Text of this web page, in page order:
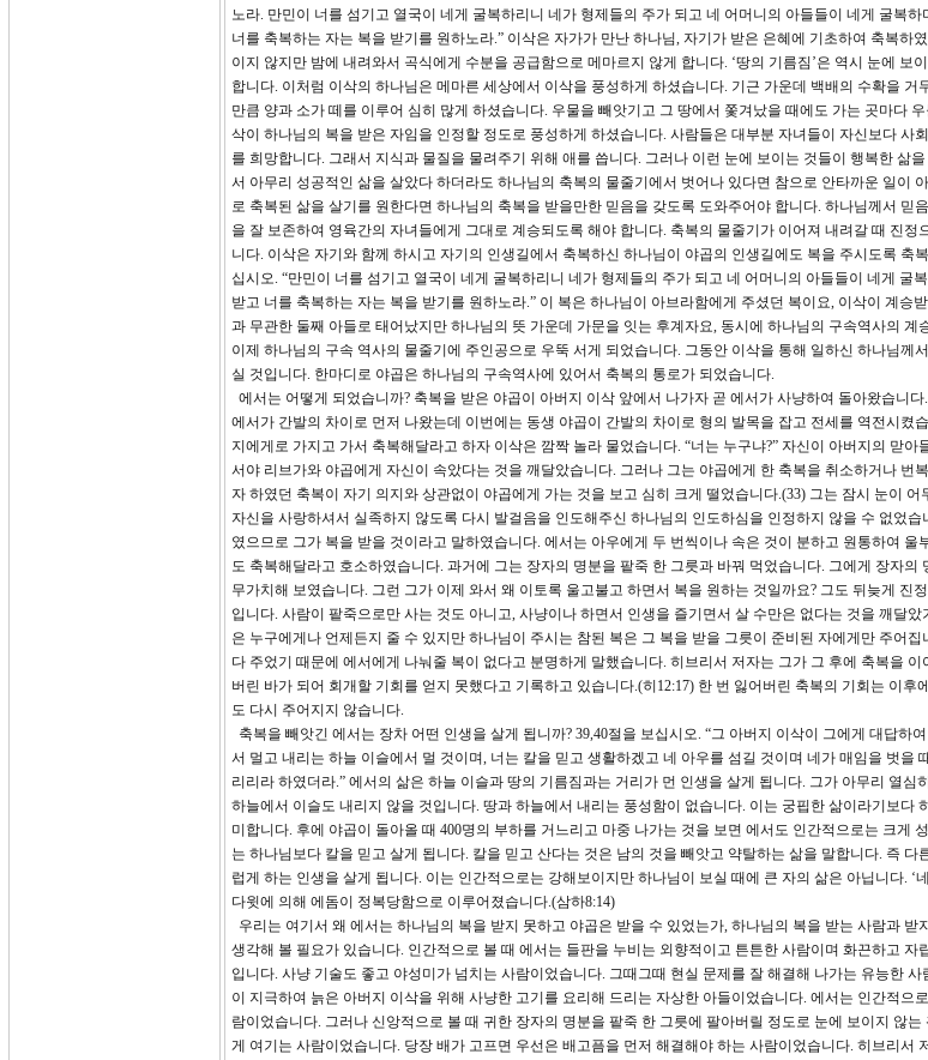
노라. 만민이 너를 섬기고 열국이 네게 굴복하리니 네가 형제들의 주가 되고 네 어머니의 아들들이 네게 굴복
너를 축복하는 자는 복을 받기를 원하노라.” 이삭은 자가가 만난 하나님, 자기가 받은 은혜에 기초하여 축복하
이지 않지만 밤에 내려와서 곡식에게 수분을 공급함으로 메마르지 않게 합니다. ‘땅의 기름짐’은 역시 눈에 보
합니다. 이처럼 이삭의 하나님은 메마른 세상에서 이삭을 풍성하게 하셨습니다. 기근 가운데 백배의 수확을 거
만큼 양과 소가 떼를 이루어 심히 많게 하셨습니다. 우물을 빼앗기고 그 땅에서 쫓겨났을 때에도 가는 곳마다
삭이 하나님의 복을 받은 자임을 인정할 정도로 풍성하게 하셨습니다. 사람들은 대부분 자녀들이 자신보다 사
를 희망합니다. 그래서 지식과 물질을 물려주기 위해 애를 씁니다. 그러나 이런 눈에 보이는 것들이 행복한 삶
서 아무리 성공적인 삶을 살았다 하더라도 하나님의 축복의 물줄기에서 벗어나 있다면 참으로 안타까운 일이
로 축복된 삶을 살기를 원한다면 하나님의 축복을 받을만한 믿음을 갖도록 도와주어야 합니다. 하나님께서 믿
을 잘 보존하여 영육간의 자녀들에게 그대로 계승되도록 해야 합니다. 축복의 물줄기가 이어져 내려갈 때 진정
니다. 이삭은 자기와 함께 하시고 자기의 인생길에서 축복하신 하나님이 야곱의 인생길에도 복을 주시도록 축
십시오. “만민이 너를 섬기고 열국이 네게 굴복하리니 네가 형제들의 주가 되고 네 어머니의 아들들이 네게 굴
받고 너를 축복하는 자는 복을 받기를 원하노라.” 이 복은 하나님이 아브라함에게 주셨던 복이요, 이삭이 계승
과 무관한 둘째 아들로 태어났지만 하나님의 뜻 가운데 가문을 잇는 후계자요, 동시에 하나님의 구속역사의 계
이제 하나님의 구속 역사의 물줄기에 주인공으로 우뚝 서게 되었습니다. 그동안 이삭을 통해 일하신 하나님께
실 것입니다. 한마디로 야곱은 하나님의 구속역사에 있어서 축복의 통로가 되었습니다.
에서는 어떻게 되었습니까? 축복을 받은 야곱이 아버지 이삭 앞에서 나가자 곧 에서가 사냥하여 돌아왔습니
에서가 간발의 차이로 먼저 나왔는데 이번에는 동생 야곱이 간발의 차이로 형의 발목을 잡고 전세를 역전시켰
지에게로 가지고 가서 축복해달라고 하자 이삭은 깜짝 놀라 물었습니다. “너는 누구냐?” 자신이 아버지의 맏아
서야 리브가와 야곱에게 자신이 속았다는 것을 깨달았습니다. 그러나 그는 야곱에게 한 축복을 취소하거나 번
자 하였던 축복이 자기 의지와 상관없이 야곱에게 가는 것을 보고 심히 크게 떨었습니다.(33) 그는 잠시 눈이
자신을 사랑하셔서 실족하지 않도록 다시 발걸음을 인도해주신 하나님의 인도하심을 인정하지 않을 수 없었
였으므로 그가 복을 받을 것이라고 말하였습니다. 에서는 아우에게 두 번씩이나 속은 것이 분하고 원통하여 울
도 축복해달라고 호소하였습니다. 과거에 그는 장자의 명분을 팥죽 한 그릇과 바꿔 먹었습니다. 그에게 장자의
무가치해 보였습니다. 그런 그가 이제 와서 왜 이토록 울고불고 하면서 복을 원하는 것일까요? 그도 뒤늦게 진
입니다. 사람이 팥죽으로만 사는 것도 아니고, 사냥이나 하면서 인생을 즐기면서 살 수만은 없다는 것을 깨달
은 누구에게나 언제든지 줄 수 있지만 하나님이 주시는 참된 복은 그 복을 받을 그릇이 준비된 자에게만 주어
다 주었기 때문에 에서에게 나눠줄 복이 없다고 분명하게 말했습니다. 히브리서 저자는 그가 그 후에 축복을 이
버린 바가 되어 회개할 기회를 얻지 못했다고 기록하고 있습니다.(히12:17) 한 번 잃어버린 축복의 기회는 이후
도 다시 주어지지 않습니다.
축복을 빼앗긴 에서는 장차 어떤 인생을 살게 됩니까? 39,40절을 보십시오. “그 아버지 이삭이 그에게 대답하
서 멀고 내리는 하늘 이슬에서 멀 것이며, 너는 칼을 믿고 생활하겠고 네 아우를 섬길 것이며 네가 매임을 벗을
리리라 하였더라.” 에서의 삶은 하늘 이슬과 땅의 기름짐과는 거리가 먼 인생을 살게 됩니다. 그가 아무리 열심
하늘에서 이슬도 내리지 않을 것입니다. 땅과 하늘에서 내리는 풍성함이 없습니다. 이는 궁핍한 삶이라기보다
미합니다. 후에 야곱이 돌아올 때 400명의 부하를 거느리고 마중 나가는 것을 보면 에서도 인간적으로는 크게
는 하나님보다 칼을 믿고 살게 됩니다. 칼을 믿고 산다는 것은 남의 것을 빼앗고 약탈하는 삶을 말합니다. 즉 다
럽게 하는 인생을 살게 됩니다. 이는 인간적으로는 강해보이지만 하나님이 보실 때에 큰 자의 삶은 아닙니다. ‘
다윗에 의해 에돔이 정복당함으로 이루어졌습니다.(삼하8:14)
우리는 여기서 왜 에서는 하나님의 복을 받지 못하고 야곱은 받을 수 있었는가, 하나님의 복을 받는 사람과 받
생각해 볼 필요가 있습니다. 인간적으로 볼 때 에서는 들판을 누비는 외향적이고 튼튼한 사람이며 화끈하고 자
입니다. 사냥 기술도 좋고 야성미가 넘치는 사람이었습니다. 그때그때 현실 문제를 잘 해결해 나가는 유능한
이 지극하여 늙은 아버지 이삭을 위해 사냥한 고기를 요리해 드리는 자상한 아들이었습니다. 에서는 인간적으
람이었습니다. 그러나 신앙적으로 볼 때 귀한 장자의 명분을 팥죽 한 그릇에 팔아버릴 정도로 눈에 보이지 않
게 여기는 사람이었습니다. 당장 배가 고프면 우선은 배고픔을 먼저 해결해야 하는 사람이었습니다. 히브리서